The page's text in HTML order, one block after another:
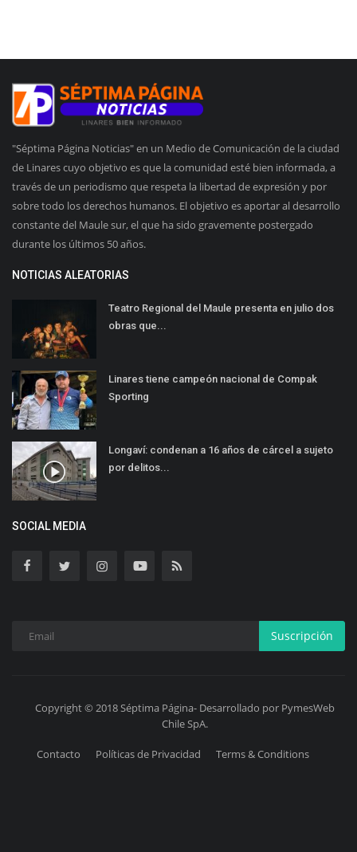
"Séptima Página Noticias" en un Medio de Comunicación de la ciudad
de Linares cuyo objetivo es que la comunidad esté bien informada, a
través de un periodismo que respeta la libertad de expresión y por
sobre todo los derechos humanos. El objetivo es aportar al desarrollo
constante del Maule sur, el que ha sido gravemente postergado
durante los últimos 50 años.
NOTICIAS ALEATORIAS
Teatro Regional del Maule presenta en julio dos
obras que...
Linares tiene campeón nacional de Compak
Sporting
Longaví: condenan a 16 años de cárcel a sujeto
por delitos...
SOCIAL MEDIA
Suscripción
Copyright © 2018 Séptima Página- Desarrollado por PymesWeb
Chile SpA.
Contacto Políticas de Privacidad Terms & Conditions